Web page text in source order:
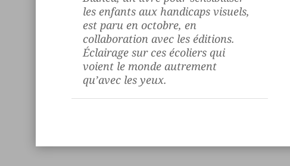
les enfants aux handicaps visuels,
est paru en octobre, en
collaboration avec les éditions.
Éclairage sur ces écoliers qui
voient le monde autrement
qu’avec les yeux.